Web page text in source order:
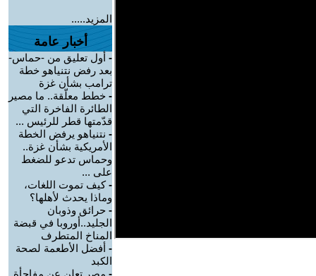
المزيد.....
أخبار عامة
- أول تعليق من -حماس-
بعد رفض نتنياهو خطة
ترامب بشأن غزة
- خطط معلّقة.. ما مصير
الطائرة الفاخرة التي
قدّمتها قطر للرئيس ...
- نتنياهو يرفض الخطة
الأمريكية بشأن غزة..
وحماس تدعو للضغط
على ...
-كيف تموت اللغات،
وماذا يحدث لأهلها؟
- حرائق وذوبان
الجليد..أوروبا في قبضة
المناخ المتطرف
- أفضل الأطعمة لصحة
الكبد
- مصر تعلن عن مفاجأة